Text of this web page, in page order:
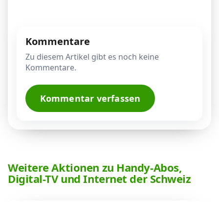
Kommentare
Zu diesem Artikel gibt es noch keine
Kommentare.
Kommentar verfassen
Weitere Aktionen zu Handy-Abos,
Digital-TV und Internet der Schweiz